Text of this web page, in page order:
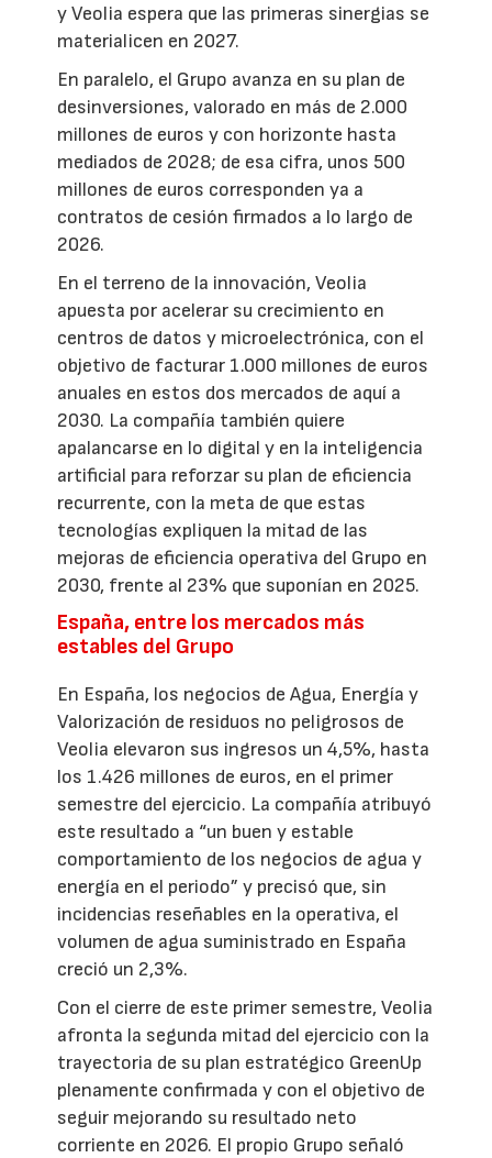
y Veolia espera que las primeras sinergias se
materialicen en 2027.
En paralelo, el Grupo avanza en su plan de
desinversiones, valorado en más de 2.000
millones de euros y con horizonte hasta
mediados de 2028; de esa cifra, unos 500
millones de euros corresponden ya a
contratos de cesión firmados a lo largo de
2026.
En el terreno de la innovación, Veolia
apuesta por acelerar su crecimiento en
centros de datos y microelectrónica, con el
objetivo de facturar 1.000 millones de euros
anuales en estos dos mercados de aquí a
2030. La compañía también quiere
apalancarse en lo digital y en la inteligencia
artificial para reforzar su plan de eficiencia
recurrente, con la meta de que estas
tecnologías expliquen la mitad de las
mejoras de eficiencia operativa del Grupo en
2030, frente al 23% que suponían en 2025.
España, entre los mercados más
estables del Grupo
En España, los negocios de Agua, Energía y
Valorización de residuos no peligrosos de
Veolia elevaron sus ingresos un 4,5%, hasta
los 1.426 millones de euros, en el primer
semestre del ejercicio. La compañía atribuyó
este resultado a “un buen y estable
comportamiento de los negocios de agua y
energía en el periodo” y precisó que, sin
incidencias reseñables en la operativa, el
volumen de agua suministrado en España
creció un 2,3%.
Con el cierre de este primer semestre, Veolia
afronta la segunda mitad del ejercicio con la
trayectoria de su plan estratégico GreenUp
plenamente confirmada y con el objetivo de
seguir mejorando su resultado neto
corriente en 2026. El propio Grupo señaló